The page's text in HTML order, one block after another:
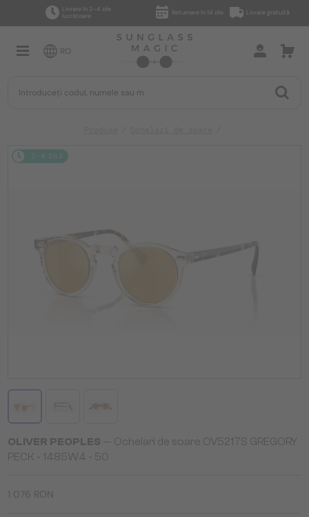
Livrare în 2–4 zile
lucrătoare
Returnare în 14 zile Livrare gratuită
RO
2-4 ZILE
OLIVER PEOPLES — Ochelari de soare OV5217S GREGORY
PECK - 1485W4 - 50
1 076 RON